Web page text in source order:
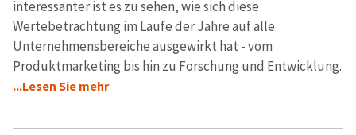
interessanter ist es zu sehen, wie sich diese
Wertebetrachtung im Laufe der Jahre auf alle
Unternehmensbereiche ausgewirkt hat - vom
Produktmarketing bis hin zu Forschung und Entwicklung.
...Lesen Sie mehr